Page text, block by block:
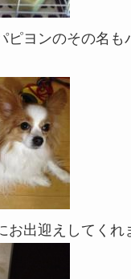
ピヨンのその名も
お出迎えしてくれ